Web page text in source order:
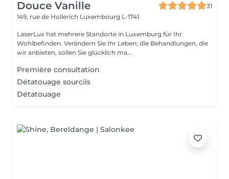
Douce Vanille
31
149, rue de Hollerich Luxembourg L-1741
LaserLux hat mehrere Standorte in Luxemburg für Ihr
Wohlbefinden. Verändern Sie Ihr Leben; die Behandlungen, die
wir anbieten, sollen Sie glücklich ma...
Première consultation
Détatouage sourcils
Détatouage